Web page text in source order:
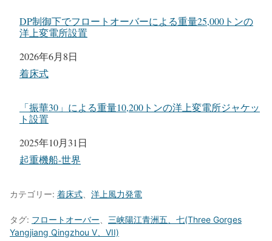
重量25,000トン、世界最大の洋上変電所トップサイド設
置へ
日付
2026年5月29日
関連理由
洋上風力発電
DP制御下でフロートオーバーによる重量25,000トンの
洋上変電所設置
日付
2026年6月8日
関連理由
着床式
「振華30」による重量10,200トンの洋上変電所ジャケッ
ト設置
日付
2025年10月31日